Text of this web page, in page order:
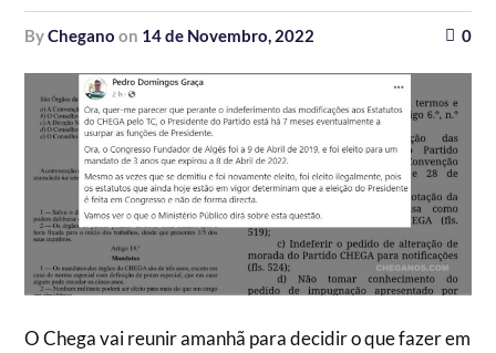
byChegano on 14 de Novembro, 2022 0
O Chega vai reunir amanhã para decidir o que fazer em